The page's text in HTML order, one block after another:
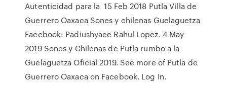
Autenticidad para la 15 Feb 2018 Putla Villa de
Guerrero Oaxaca Sones y chilenas Guelaguetza
Facebook: Padiushyaee Rahul Lopez. 4 May
2019 Sones y Chilenas de Putla rumbo a la
Guelaguetza Oficial 2019. See more of Putla de
Guerrero Oaxaca on Facebook. Log In.